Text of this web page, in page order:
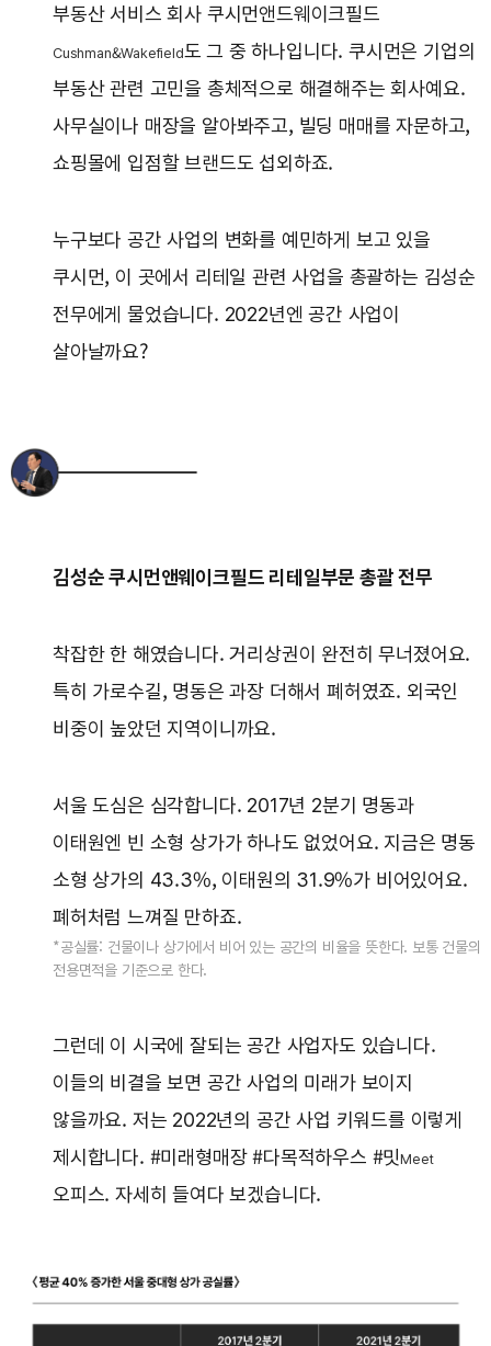
부동산 서비스 회사 쿠시먼앤드웨이크필드
Cushman&Wakefield도 그 중 하나입니다. 쿠시먼은 기업의
부동산 관련 고민을 총체적으로 해결해주는 회사예요.
사무실이나 매장을 알아봐주고, 빌딩 매매를 자문하고,
쇼핑몰에 입점할 브랜드도 섭외하죠.
누구보다 공간 사업의 변화를 예민하게 보고 있을
쿠시먼, 이 곳에서 리테일 관련 사업을 총괄하는 김성순
전무에게 물었습니다. 2022년엔 공간 사업이
살아날까요?
김성순 쿠시먼앤웨이크필드 리테일부문 총괄 전무
착잡한 한 해였습니다. 거리상권이 완전히 무너졌어요.
특히 가로수길, 명동은 과장 더해서 폐허였죠. 외국인
비중이 높았던 지역이니까요.
서울 도심은 심각합니다. 2017년 2분기 명동과
이태원엔 빈 소형 상가가 하나도 없었어요. 지금은 명동
소형 상가의 43.3%, 이태원의 31.9%가 비어있어요.
폐허처럼 느껴질 만하죠.
*공실률: 건물이나 상가에서 비어 있는 공간의 비율을 뜻한다. 보통 건물의
전용면적을 기준으로 한다.
그런데 이 시국에 잘되는 공간 사업자도 있습니다.
이들의 비결을 보면 공간 사업의 미래가 보이지
않을까요. 저는 2022년의 공간 사업 키워드를 이렇게
제시합니다. #미래형매장 #다목적하우스 #밋Meet
오피스. 자세히 들여다 보겠습니다.